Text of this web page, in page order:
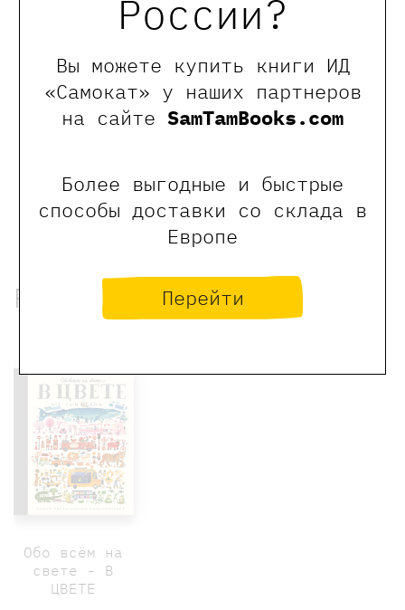
России?
Вы можете купить книги ИД
«Самокат» у наших партнеров
на сайте SamTamBooks.com
Более выгодные и быстрые
способы доставки со склада в
Европе
Перейти
Отзывы
Обращаем Ваше внимание, что отзывы могут
оставлять только зарегистрированные пользователи
сайта
Рекомендованные книги
Обо всём на
свете - В
ЦВЕТЕ